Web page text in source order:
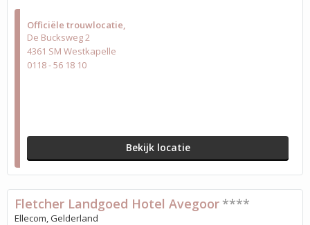
Officiële trouwlocatie
De Bucksweg 2
4361 SM Westkapelle
0118 - 56 18 10
Bekijk locatie
Fletcher Landgoed Hotel Avegoor ****
Ellecom, Gelderland